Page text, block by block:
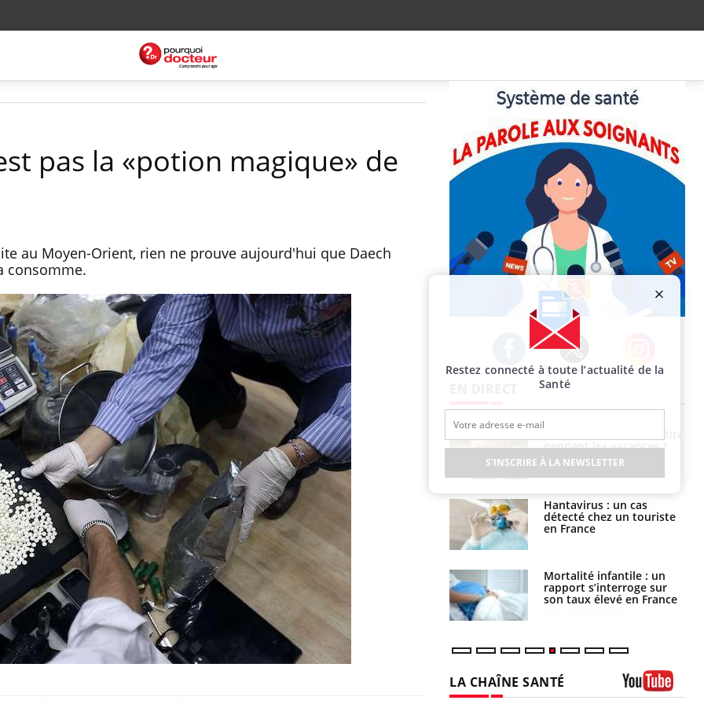
pas la «potion magique» de
au Moyen-Orient, rien ne prouve aujourd'hui que Daech
consomme.
Facebook Twitter Instagram
Mon enfant est-il trop
sensible ou simplement
très empathique ?
Bébés, jeunes enfants :
quelle trousse à
pharmacie pour les
vacances ?
Syndrome métabolique :
quels sont les meilleurs
exercices physiques ?
Comment éviter une otite
pendant les vacances ?
Mortalité infantile : un
son taux élevé en France
naturel attire l'attention
des chercheurs
Comment oublier les
écrans en vacances ?
Toujours connectés :
comment le travail
empiète de plus en plus
LA CHAÎNE SANTÉ
Restez connecté à toute l’actualité de la
Santé
S'INSCRIRE À LA NEWSLETTER